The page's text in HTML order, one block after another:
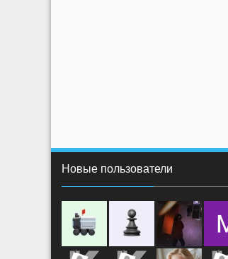
Новые пользователи